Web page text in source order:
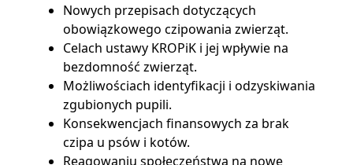
Nowych przepisach dotyczących
obowiązkowego czipowania zwierząt.
Celach ustawy KROPiK i jej wpływie na
bezdomność zwierząt.
Możliwościach identyfikacji i odzyskiwania
zgubionych pupili.
Konsekwencjach finansowych za brak
czipa u psów i kotów.
Reagowaniu społeczeństwa na nowe